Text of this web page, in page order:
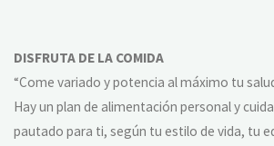
DISFRUTA DE LA COMIDA
“Come variado y potencia al máximo tu
Hay un plan de alimentación personal y
pautado para ti, según tu estilo de vida, tu